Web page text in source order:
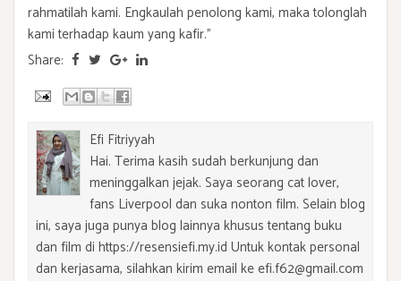
rahmatilah kami. Engkaulah penolong kami, maka tolonglah
kami terhadap kaum yang kafir."
Share:
Efi Fitriyyah
Hai. Terima kasih sudah berkunjung dan
meninggalkan jejak. Saya seorang cat lover,
fans Liverpool dan suka nonton film. Selain blog
ini, saya juga punya blog lainnya khusus tentang buku
dan film di https://resensiefi.my.id Untuk kontak personal
dan kerjasama, silahkan kirim email ke efi.f62@gmail.com